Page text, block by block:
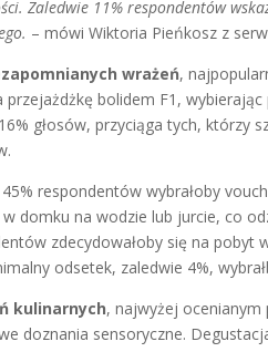
Zaledwie 11% respondentów
– mówi Wiktoria Pieńkosz z
wrażeń,
przejażdżkę bolidem F1,
głosów, przyciąga tych, którzy
45% respondentów wybrałoby
domku na wodzie lub jurcie, co
zdecydowałoby się na pobyt
odsetek, zaledwie 4%,
kulinarnych, najwyżej ocenianym
doznania sensoryczne.